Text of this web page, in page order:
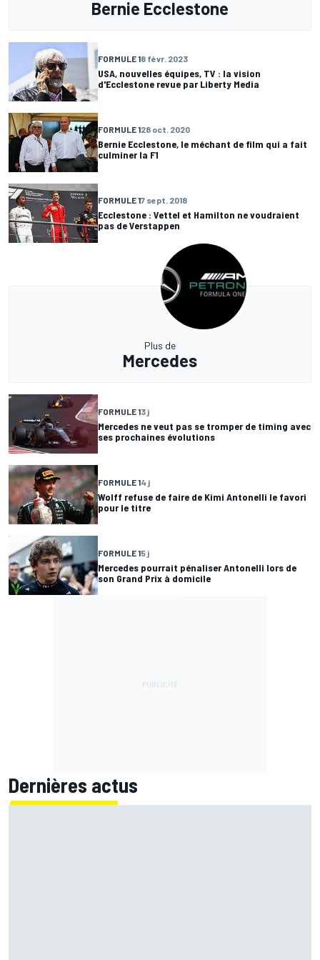
Bernie Ecclestone
FORMULE 18 févr. 2023
USA, nouvelles équipes, TV : la vision
d'Ecclestone revue par Liberty Media
FORMULE 128 oct. 2020
Bernie Ecclestone, le méchant de film qui a fait
culminer la F1
FORMULE 17 sept. 2018
Ecclestone : Vettel et Hamilton ne voudraient
pas de Verstappen
Plus de
Mercedes
FORMULE 13 j
Mercedes ne veut pas se tromper de timing avec
ses prochaines évolutions
FORMULE 14 j
Wolff refuse de faire de Kimi Antonelli le favori
pour le titre
FORMULE 15 j
Mercedes pourrait pénaliser Antonelli lors de
son Grand Prix à domicile
Dernières actus